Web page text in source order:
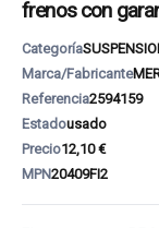
frenos con
Categoría
Marca/Fabricante
Referencia2594159
Estadousado
Precio12,10 €
MPN20409FI2